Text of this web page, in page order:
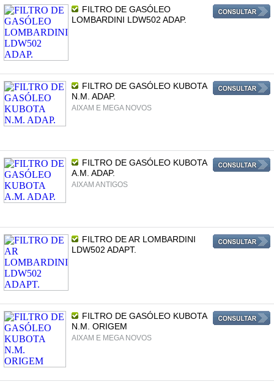
FILTRO DE GASÓLEO
LOMBARDINI LDW502 ADAP.
FILTRO DE GASÓLEO KUBOTA
N.M. ADAP.
AIXAM E MEGA NOVOS
FILTRO DE GASÓLEO KUBOTA
A.M. ADAP.
AIXAM ANTIGOS
FILTRO DE AR LOMBARDINI
LDW502 ADAPT.
FILTRO DE GASÓLEO KUBOTA
N.M. ORIGEM
AIXAM E MEGA NOVOS